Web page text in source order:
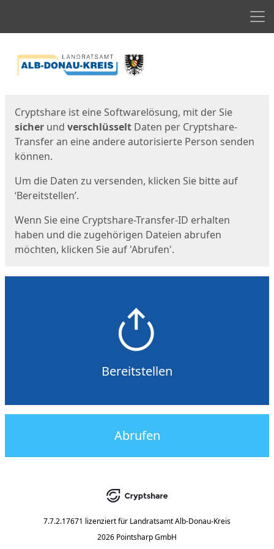
Cryptshare ist eine Softwarelösung, mit der Sie
sicher und verschlüsselt Daten per Cryptshare-
Transfer an eine andere autorisierte Person senden
können.
Um die Daten zu versenden, klicken Sie bitte auf
‘Bereitstellen’.
Wenn Sie eine Cryptshare-Transfer-ID erhalten
haben und die zugehörigen Dateien abrufen
möchten, klicken Sie auf 'Abrufen'.
Bereitstellen
Abrufen
7.7.2.17671 lizenziert für Landratsamt Alb-Donau-Kreis
2026 Pointsharp GmbH